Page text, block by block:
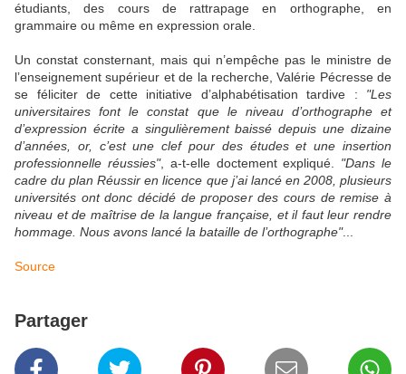
étudiants, des cours de rattrapage en orthographe, en
grammaire ou même en expression orale.
Un constat consternant, mais qui n’empêche pas le ministre de
l’enseignement supérieur et de la recherche, Valérie Pécresse de
se féliciter de cette initiative d’alphabétisation tardive : "Les
universitaires font le constat que le niveau d’orthographe et
d’expression écrite a singulièrement baissé depuis une dizaine
d’années, or, c’est une clef pour des études et une insertion
professionnelle réussies", a-t-elle doctement expliqué. "Dans le
cadre du plan Réussir en licence que j’ai lancé en 2008, plusieurs
universités ont donc décidé de proposer des cours de remise à
niveau et de maîtrise de la langue française, et il faut leur rendre
hommage. Nous avons lancé la bataille de l’orthographe"...
Source
Partager